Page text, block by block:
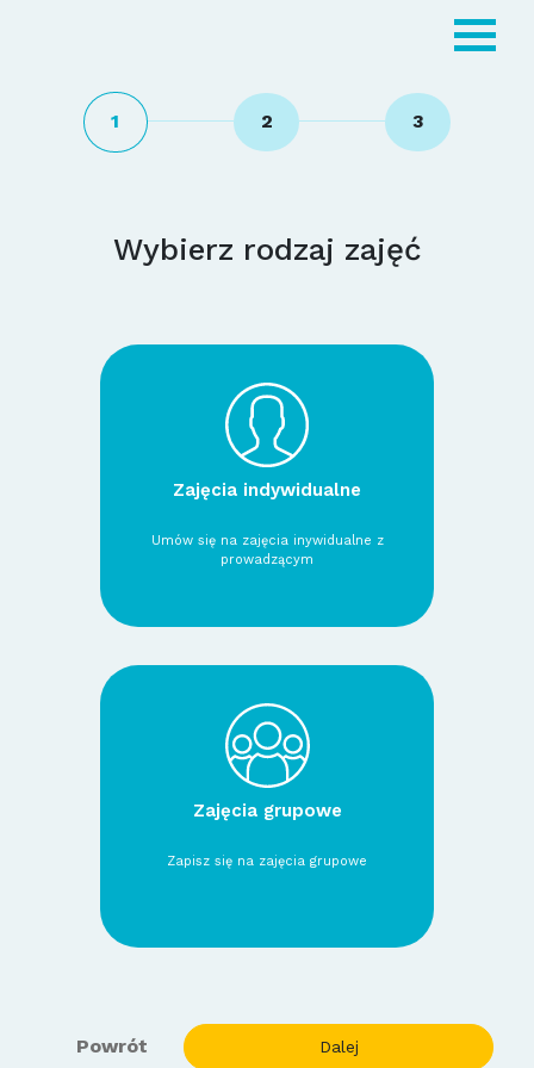
1 2 3
Wybierz rodzaj zajęć
Zajęcia indywidualne
Umów się na zajęcia inywidualne z
prowadzącym
Zajęcia grupowe
Zapisz się na zajęcia grupowe
Powrót Dalej